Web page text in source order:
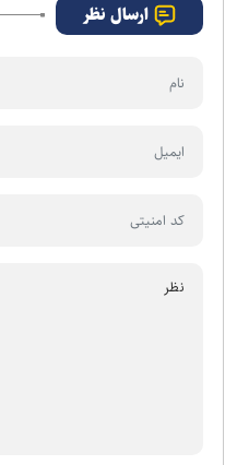
ارسال نظر